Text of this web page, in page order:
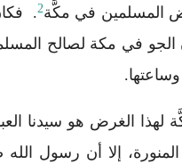
المسلمين في مكَّة2
.
في مكة لصالح
لهذا الغرض هو سيدنا
إلا أن رسول